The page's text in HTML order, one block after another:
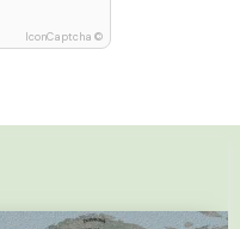
IconCaptcha ©